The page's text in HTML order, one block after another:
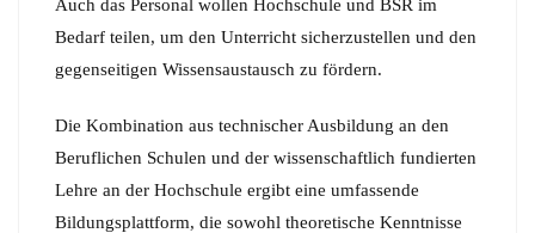
Auch das Personal wollen Hochschule und BSR im
Bedarf teilen, um den Unterricht sicherzustellen und den
gegenseitigen Wissensaustausch zu fördern.
Die Kombination aus technischer Ausbildung an den
Beruflichen Schulen und der wissenschaftlich fundierten
Lehre an der Hochschule ergibt eine umfassende
Bildungsplattform, die sowohl theoretische Kenntnisse